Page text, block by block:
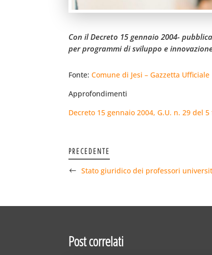
Con il Decreto 15 gennaio 2004-
per programmi di sviluppo e
Fonte:Comune di Jesi – Gazzetta Ufficiale
Approfondimenti
Decreto 15 gennaio 2004, G.U. n. 29 del
PRECEDENTE
Stato giuridico dei professori
Post correlati